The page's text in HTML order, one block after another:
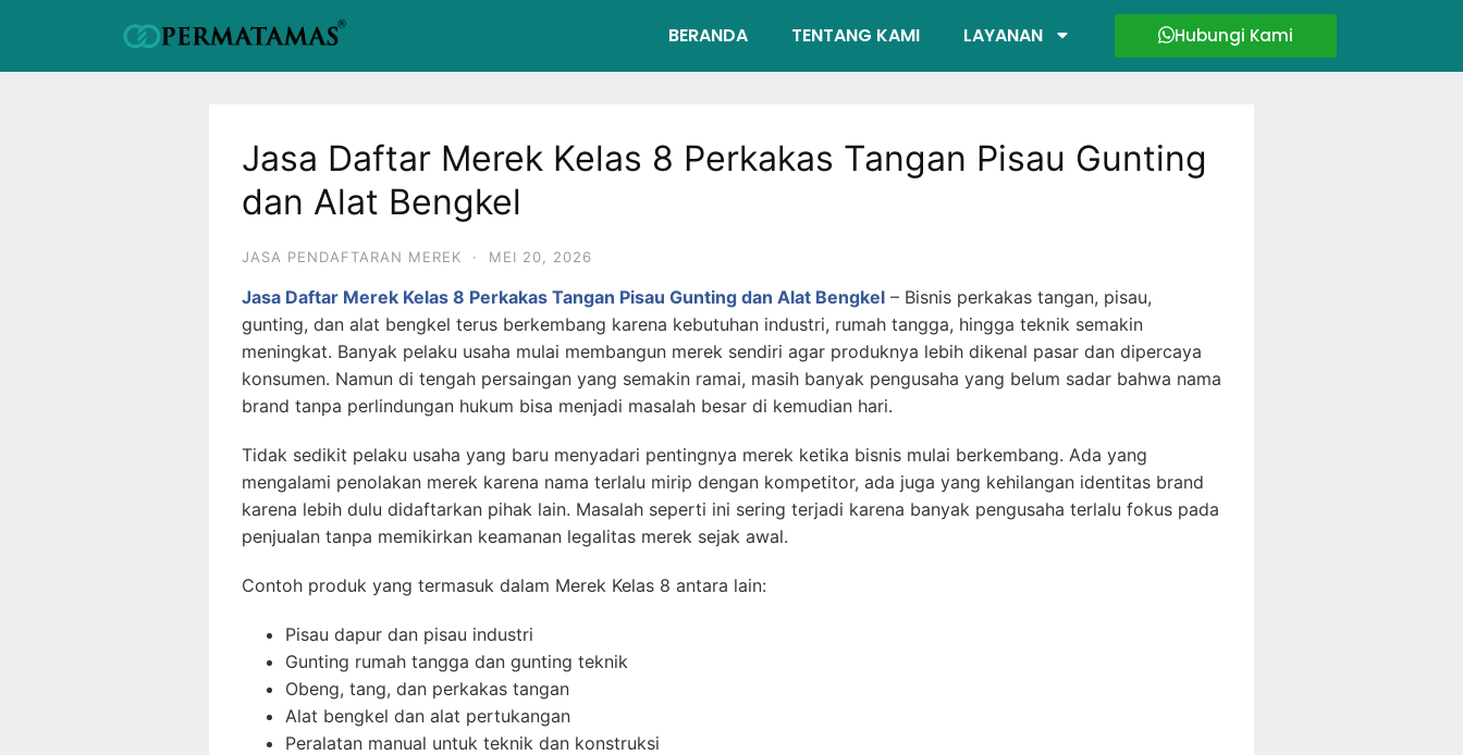
BERANDA TENTANG KAMI LAYANAN Hubungi Kami
Jasa Daftar Merek Kelas 8 Perkakas Tangan Pisau Gunting
dan Alat Bengkel
JASA PENDAFTARAN MEREK · MEI 20, 2026
Jasa Daftar Merek Kelas 8 Perkakas Tangan Pisau Gunting dan Alat Bengkel – Bisnis perkakas tangan, pisau,
gunting, dan alat bengkel terus berkembang karena kebutuhan industri, rumah tangga, hingga teknik semakin
meningkat. Banyak pelaku usaha mulai membangun merek sendiri agar produknya lebih dikenal pasar dan dipercaya
konsumen. Namun di tengah persaingan yang semakin ramai, masih banyak pengusaha yang belum sadar bahwa nama
brand tanpa perlindungan hukum bisa menjadi masalah besar di kemudian hari.
Tidak sedikit pelaku usaha yang baru menyadari pentingnya merek ketika bisnis mulai berkembang. Ada yang
mengalami penolakan merek karena nama terlalu mirip dengan kompetitor, ada juga yang kehilangan identitas brand
karena lebih dulu didaftarkan pihak lain. Masalah seperti ini sering terjadi karena banyak pengusaha terlalu fokus pada
penjualan tanpa memikirkan keamanan legalitas merek sejak awal.
Contoh produk yang termasuk dalam Merek Kelas 8 antara lain:
Pisau dapur dan pisau industri
Gunting rumah tangga dan gunting teknik
Obeng, tang, dan perkakas tangan
Alat bengkel dan alat pertukangan
Peralatan manual untuk teknik dan konstruksi